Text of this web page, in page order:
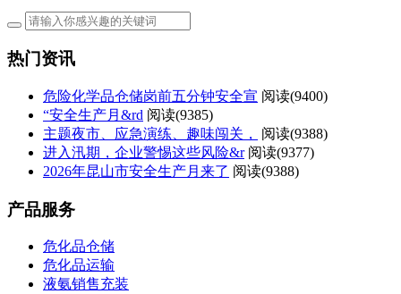
热门资讯
危险化学品仓储岗前五分钟安全宣 阅读(9400)
“安全生产月&rd 阅读(9385)
主题夜市、应急演练、趣味闯关，
阅读(9388)
进入汛期，企业警惕这些风险&r 阅读(9377)
2026年昆山市安全生产月来了 阅读(9388)
产品服务
危化品仓储
危化品运输
液氨销售充装